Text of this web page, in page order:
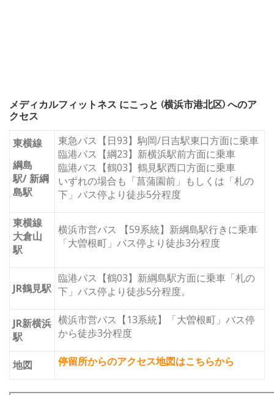
メディカルフィットネス にこっと (横浜市港北区) へのア
クセス
東横線
綱島
駅/ 新綱
島駅
東急バス【日93】駒岡/日吉駅東口方面に乗車
臨港バス【綱23】新横浜駅前方面に乗車
臨港バス【鶴03】鶴見駅西口方面に乗車
いずれの場合も「菖蒲園前」もしくは「札の
下」バス停より徒歩5分程度
東横線
大倉山
駅
横浜市営バス 【59系統】新綱島駅行きに乗車
「大曽根町」バス停より徒歩3分程度
JR鶴見駅
臨港バス【鶴03】新綱島駅方面に乗車「札の
下」バス停より徒歩5分程度。
JR新横浜
駅
横浜市営バス【13系統】「大曽根町」バス停
から徒歩3分程度
地図 停留所からのアクセス地図はこちらから